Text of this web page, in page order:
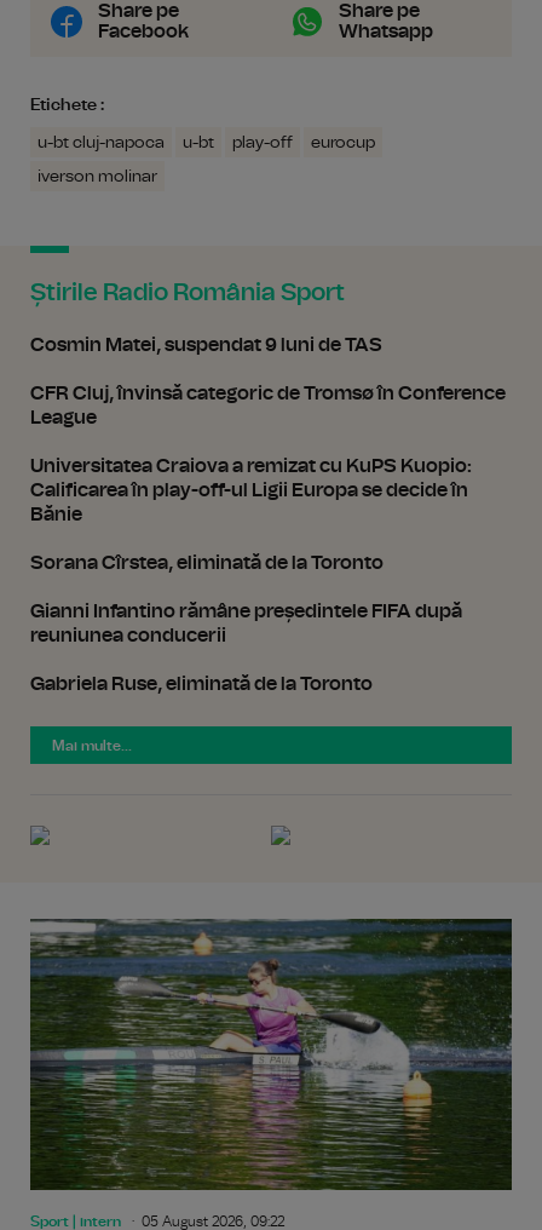
Share pe
Facebook
Share pe
Whatsapp
Etichete :
u-bt cluj-napoca u-bt play-off
eurocup
iverson molinar
Știrile Radio România Sport
Cosmin Matei, suspendat 9 luni de TAS
CFR Cluj, învinsă categoric de Tromsø în Conference
League
Universitatea Craiova a remizat cu KuPS Kuopio:
Calificarea în play-off-ul Ligii Europa se decide în
Bănie
Sorana Cîrstea, eliminată de la Toronto
Gianni Infantino rămâne președintele FIFA după
reuniunea conducerii
Gabriela Ruse, eliminată de la Toronto
Mai multe...
Sport | intern 05 August 2026, 09:22